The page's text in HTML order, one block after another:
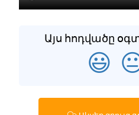
Այս հոդվածը
😃